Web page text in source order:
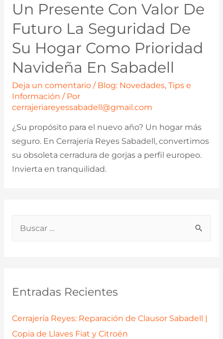
p
o
Entradas Recientes
Cerrajería Reyes: Reparación de Clausor Sabadell |
Copia de Llaves Fiat y Citroën
Un Presente Con Valor De
Futuro La Seguridad De
Su Hogar Como Prioridad
Navideña En Sabadell
Deja un comentario / Blog: Novedades, Tips e
Información / Por
cerrajeriareyessabadell@gmail.com
¿Su propósito para el nuevo año? Un hogar más
seguro. En Cerrajería Reyes Sabadell, convertimos
su obsoleta cerradura de gorjas a perfil europeo.
Invierta en tranquilidad.